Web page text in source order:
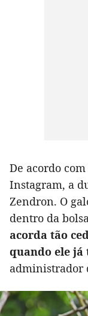
De acordo
Instagram, a
Zendron. O
dentro da
acorda tão
quando ele já
administrador